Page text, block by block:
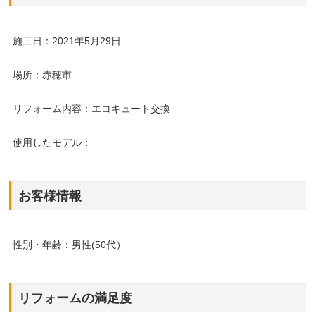
施工日：2021年5月29日
場所：赤穂市
リフォーム内容：エコキュート交換
使用したモデル：
お客様情報
性別・年齢：男性(50代）
リフォームの満足度